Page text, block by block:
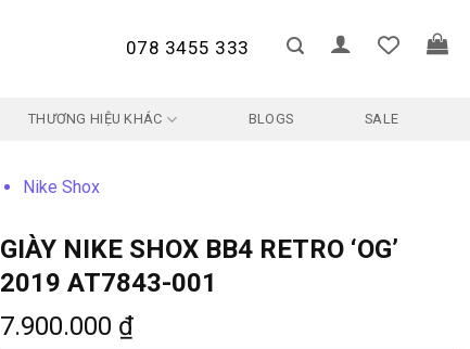
078 3455 333
THƯƠNG HIỆU KHÁC BLOGS
SALE
Nike Shox
GIÀY NIKE SHOX BB4 RETRO ‘OG’
2019 AT7843-001
7.900.000 ₫